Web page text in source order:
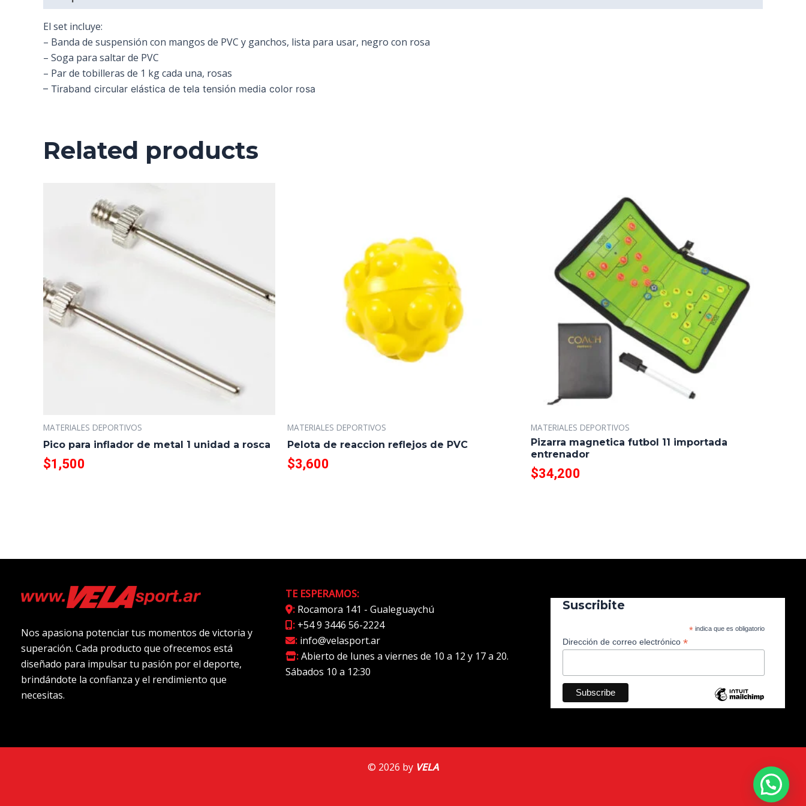
El set incluye:
– Banda de suspensión con mangos de PVC y ganchos, lista para usar, negro con rosa
– Soga para saltar de PVC
– Par de tobilleras de 1 kg cada una, rosas
– Tiraband circular elástica de tela tensión media color rosa
Related products
MATERIALES DEPORTIVOS
Pico para inflador de metal 1 unidad a rosca
$1,500
MATERIALES DEPORTIVOS
Pelota de reaccion reflejos de PVC
$3,600
MATERIALES DEPORTIVOS
Pizarra magnetica futbol 11 importada
entrenador
$34,200
Nos apasiona potenciar tus momentos de victoria y
superación. Cada producto que ofrecemos está
diseñado para impulsar tu pasión por el deporte,
brindándote la confianza y el rendimiento que
necesitas.
TE ESPERAMOS:
: Rocamora 141 - Gualeguaychú
: +54 9 3446 56-2224
: info@velasport.ar
:Abierto de lunes a viernes de 10 a 12 y 17 a 20.
Sábados 10 a 12:30
Suscribite
*indica que es obligatorio
Dirección de correo electrónico *
© 2026 by VELA